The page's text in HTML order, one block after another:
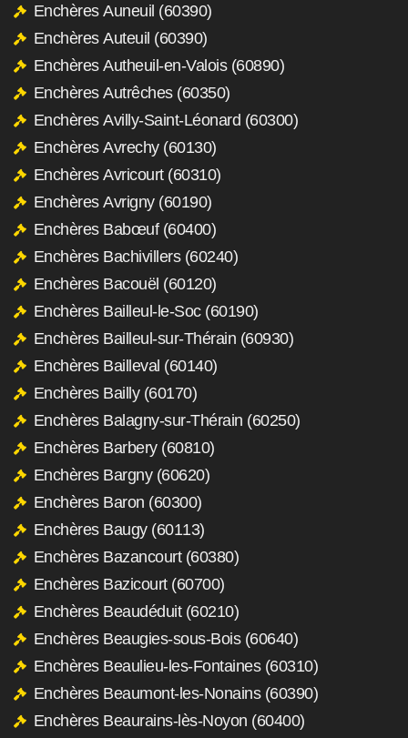
Enchères Auneuil (60390)
Enchères Auteuil (60390)
Enchères Autheuil-en-Valois (60890)
Enchères Autrêches (60350)
Enchères Avilly-Saint-Léonard (60300)
Enchères Avrechy (60130)
Enchères Avricourt (60310)
Enchères Avrigny (60190)
Enchères Babœuf (60400)
Enchères Bachivillers (60240)
Enchères Bacouël (60120)
Enchères Bailleul-le-Soc (60190)
Enchères Bailleul-sur-Thérain (60930)
Enchères Bailleval (60140)
Enchères Bailly (60170)
Enchères Balagny-sur-Thérain (60250)
Enchères Barbery (60810)
Enchères Bargny (60620)
Enchères Baron (60300)
Enchères Baugy (60113)
Enchères Bazancourt (60380)
Enchères Bazicourt (60700)
Enchères Beaudéduit (60210)
Enchères Beaugies-sous-Bois (60640)
Enchères Beaulieu-les-Fontaines (60310)
Enchères Beaumont-les-Nonains (60390)
Enchères Beaurains-lès-Noyon (60400)